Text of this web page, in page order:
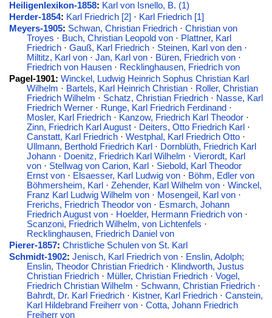
Heiligenlexikon-1858: Karl von Isnello, B. (1)
Herder-1854: Karl Friedrich [2] · Karl Friedrich [1]
Meyers-1905: Schwan, Christian Friedrich· Christian von
Troyes · Buch, Christian Leopold von· Plattner, Karl
Friedrich· Gauß, Karl Friedrich· Steinen, Karl von den·
Miltitz, Karl von· Jan, Karl von· Büren, Friedrich von·
Friedrich von Hausen· Recklinghausen, Friedrich von
Pagel-1901: Winckel, Ludwig Heinrich Sophus Christian Karl
Wilhelm · Bartels, Karl Heinrich Christian· Roller, Christian
Friedrich Wilhelm · Schatz, Christian Friedrich· Nasse, Karl
Friedrich Werner· Runge, Karl Friedrich Ferdinand ·
Mosler, Karl Friedrich· Kanzow, Friedrich Karl Theodor·
Zinn, Friedrich Karl August· Deiters, Otto Friedrich Karl ·
Canstatt, Karl Friedrich· Westphal, Karl Friedrich Otto·
Ullmann, Berthold Friedrich Karl · Dornblüth, Friedrich Karl
Johann· Doenitz, Friedrich Karl Wilhelm · Vierordt, Karl
von· Stellwag von Carion, Karl · Siebold, Karl Theodor
Ernst von· Elsaesser, Karl Ludwig von· Böhm, Edler von
Böhmersheim, Karl · Zehender, Karl Wilhelm von· Winckel,
Franz Karl Ludwig Wilhelm von· Mosengeil, Karl von·
Frerichs, Friedrich Theodor von· Esmarch, Johann
Friedrich August von· Hoelder, Hermann Friedrich von·
Scanzoni, Friedrich Wilhelm, von Lichtenfels ·
Recklinghausen, Friedrich Daniel von
Pierer-1857: Christliche Schulen von St. Karl
Schmidt-1902: Jenisch, Karl Friedrich von· Enslin, Adolph;
Enslin, Theodor Christian Friedrich· Klindworth, Justus
Christian Friedrich· Müller, Christian Friedrich· Vogel,
Friedrich Christian Wilhelm · Schwann, Christian Friedrich·
Bahrdt, Dr. Karl Friedrich· Kistner, Karl Friedrich· Canstein,
Karl Hildebrand Freiherr von· Cotta, Johann Friedrich
Freiherr von